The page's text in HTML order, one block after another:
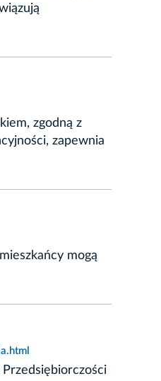
zgodną z
zapewnia
mogą